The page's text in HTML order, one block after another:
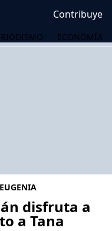
Contribuye
ECONOMÍA
disfruta a
a Tana